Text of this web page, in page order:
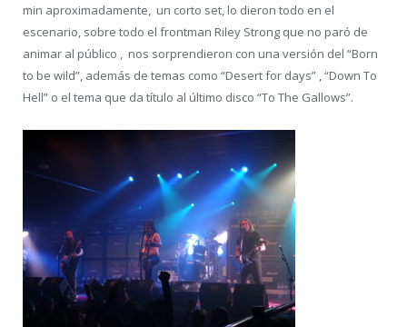
min aproximadamente, un corto set, lo dieron todo en el
escenario, sobre todo el frontman Riley Strong que no paró de
animar al público , nos sorprendieron con una versión del “Born
to be wild”, además de temas como “Desert for days” , “Down To
Hell” o el tema que da título al último disco “To The Gallows”.